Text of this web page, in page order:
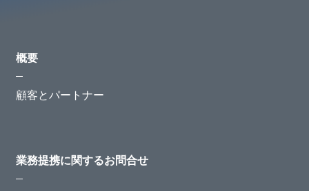
概要
顧客とパートナー
業務提携に関するお問合せ